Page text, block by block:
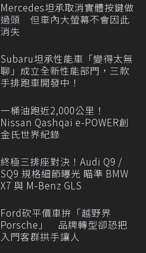
Mercedes坦承取消實體按鍵做
過頭 但車內大螢幕不會因此
消失
Subaru坦承性能車「變得太無
聊」成立全新性能部門，三款
手排跑車開發中！
一桶油跑近2,000公里！
Nissan Qashqai e-POWER創
金氏世界紀錄
終極三排座對決！Audi Q9 /
SQ9 規格細節曝光 瞄準 BMW
X7 與 M-Benz GLS
Ford砍平價車拚「越野界
Porsche」 品牌轉型卻恐把
入門客群拱手讓人